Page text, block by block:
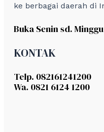
ke berbagai daerah di
Buka Senin sd. Minggu
KONTAK
Telp. 082161241200
Wa. 0821 6124 1200